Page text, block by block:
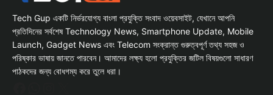
Tech Gup একটি নির্ভরযোগ্য বাংলা প্রযুক্তি সংবাদ ওয়েবসাইট, যেখানে আপনি
প্রতিদিনের সর্বশেষ Technology News, Smartphone Update, Mobile
Launch, Gadget News এবং Telecom সংক্রান্ত গুরুত্বপূর্ণ তথ্য সহজ ও
পরিষ্কার ভাষায় জানতে পারবেন। আমাদের লক্ষ্য হলো প্রযুক্তির জটিল বিষয়গুলো সাধারণ
পাঠকদের জন্য বোধগম্য করে তুলে ধরা।